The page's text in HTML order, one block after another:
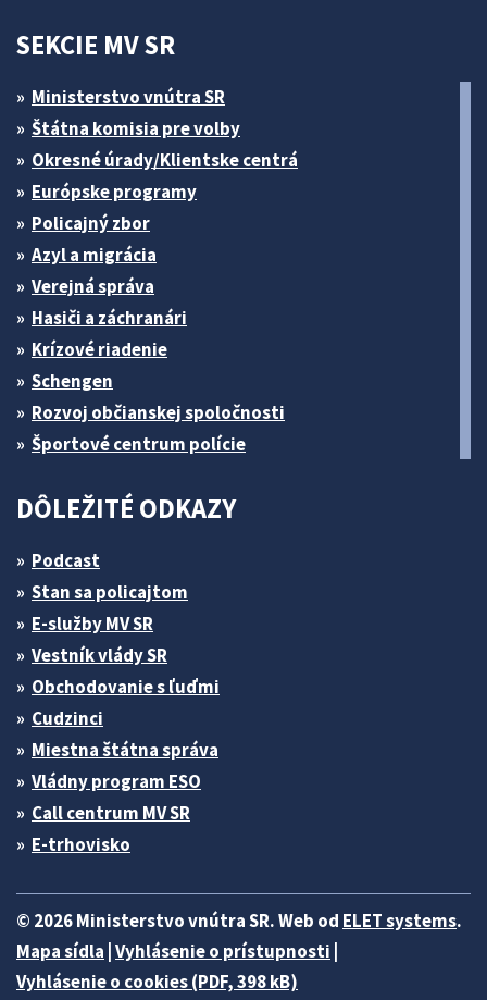
SEKCIE MV SR
Ministerstvo vnútra SR
Štátna komisia pre volby
Okresné úrady/Klientske centrá
Európske programy
Policajný zbor
Azyl a migrácia
Verejná správa
Hasiči a záchranári
Krízové riadenie
Schengen
Rozvoj občianskej spoločnosti
Športové centrum polície
DÔLEŽITÉ ODKAZY
Podcast
Stan sa policajtom
E-služby MV SR
Vestník vlády SR
Obchodovanie s ľuďmi
Cudzinci
Miestna štátna správa
Vládny program ESO
Call centrum MV SR
E-trhovisko
© 2026 Ministerstvo vnútra SR. Web od ELET systems.
Mapa sídla Vyhlásenie o prístupnosti
Vyhlásenie o cookies (PDF, 398 kB)